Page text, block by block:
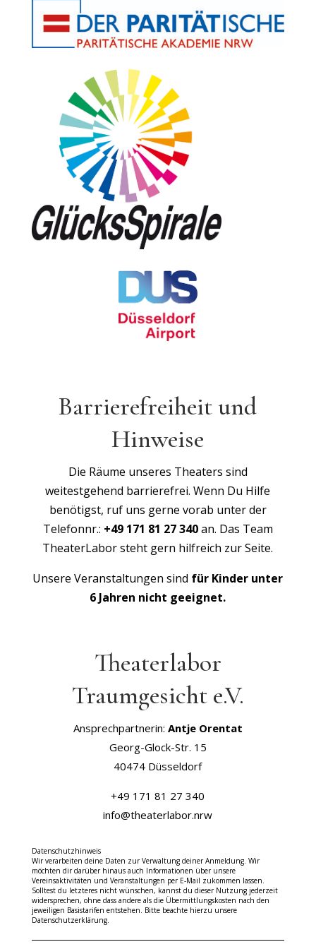
Barrierefreiheit und
Hinweise
Die Räume unseres Theaters sind
weitestgehend barrierefrei. Wenn Du Hilfe
benötigst, ruf uns gerne vorab unter der
Telefonnr.: +49 171 81 27 340an. Das Team
TheaterLabor steht gern hilfreich zur Seite.
Unsere Veranstaltungen sind für Kinder unter
6 Jahren nicht geeignet.
Theaterlabor
Traumgesicht e.V.
Ansprechpartnerin: Antje Orentat
Georg-Glock-Str. 15
40474 Düsseldorf
+49 171 81 27 340
info@theaterlabor.nrw
Datenschutzhinweis
Wir verarbeiten deine Daten zur Verwaltung deiner Anmeldung. Wir
möchten dir darüber hinaus auch Informationen über unsere
Vereinsaktivitäten und Veranstaltungen per E-Mail zukommen lassen.
Solltest du letzteres nicht wünschen, kannst du dieser Nutzung jederzeit
widersprechen, ohne dass andere als die Übermittlungskosten nach den
jeweiligen Basistarifen entstehen. Bitte beachte hierzu unsere
Datenschutzerklärung.